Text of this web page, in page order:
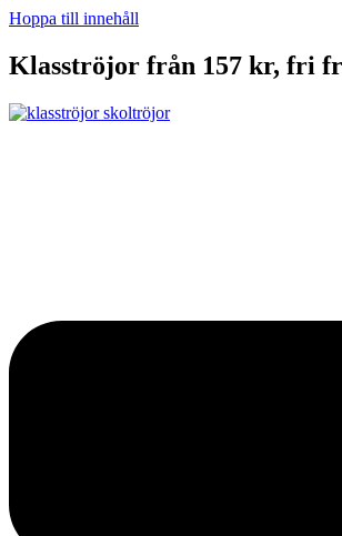
Hoppa till innehåll
Klasströjor från 157 kr, fri